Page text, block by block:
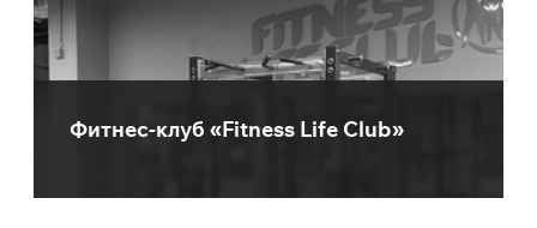
Фитнес-клуб «Fitness Life Club»